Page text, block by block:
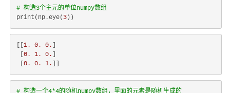
# 构造3个主元的单位numpy数组
print(np.eye( 3
1 . 0 . 0 .
0 . 1 . 0 .
0 . 0 . 1 .
# 构造一个4*4的随机numpy数组，里面的元素是随机生成的